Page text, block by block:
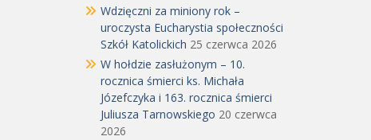
Wdzięczni za miniony rok –
uroczysta Eucharystia społeczności
Szkół Katolickich 25 czerwca 2026
W hołdzie zasłużonym – 10.
rocznica śmierci ks. Michała
Józefczyka i 163. rocznica śmierci
Juliusza Tarnowskiego 20 czerwca
2026